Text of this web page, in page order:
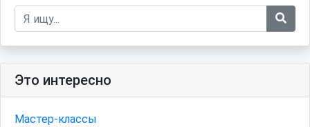
Это интересно
Мастер-классы